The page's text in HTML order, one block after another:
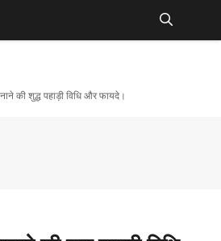
की शुद्ध पहाड़ी विधि और फायदे।